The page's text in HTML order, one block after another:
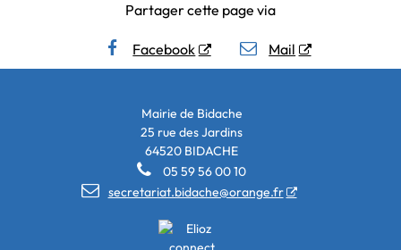
Partager cette page via
Facebook Mail
Mairie de Bidache
25 rue des Jardins
64520 BIDACHE
 05 59 56 00 10
 secretariat.bidache@orange.fr